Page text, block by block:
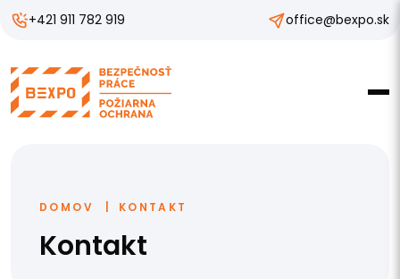
+421 911 782 919 office@bexpo.sk
DOMOV KONTAKT
Kontakt